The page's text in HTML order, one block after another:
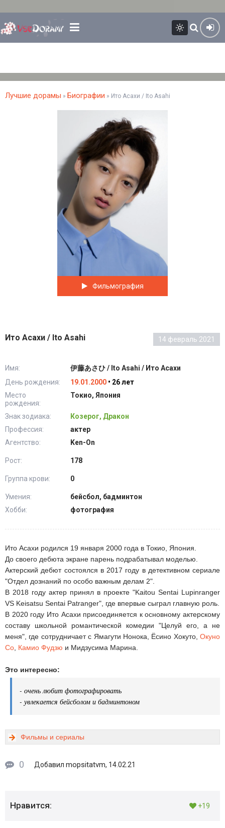
Лучшие дорамы » Биографии » Ито Асахи / Ito Asahi
Фильмография
Ито Асахи / Ito Asahi 14 февраль 2021
Имя:
伊藤あさひ / Ito Asahi / Ито Асахи
День рождения:
19.01.2000 • 26 лет
Место
рождения:
Токио, Япония
Знак зодиака:
Козерог, Дракон
Профессия:
актер
Агентство:
Ken-On
Рост: 178
Группа крови: 0
Умения:
бейсбол, бадминтон
Хобби:
фотография
Ито Асахи родился 19 января 2000 года в Токио, Япония.
До своего дебюта экране парень подрабатывал моделью.
Актерский дебют состоялся в 2017 году в детективном сериале
"Отдел дознаний по особо важным делам 2".
В 2018 году актер принял в проекте "Kaitou Sentai Lupinranger
VS Keisatsu Sentai Patranger", где впервые сыграл главную роль.
В 2020 году Ито Асахи присоединяется к основному актерскому
составу школьной романтической комедии "Целуй его, а не
меня", где сотрудничает с Ямагути Нонока, Ёсино Хокуто, Окуно
Со Камио Фудзю и Мидзусима Марина.
Это интересно:
- очень любит фотографировать
- увлекается бейсболом и бадминтоном
Фильмы и сериалы
0 Добавил mopsitatvm, 14.02.21
Нравится: +19